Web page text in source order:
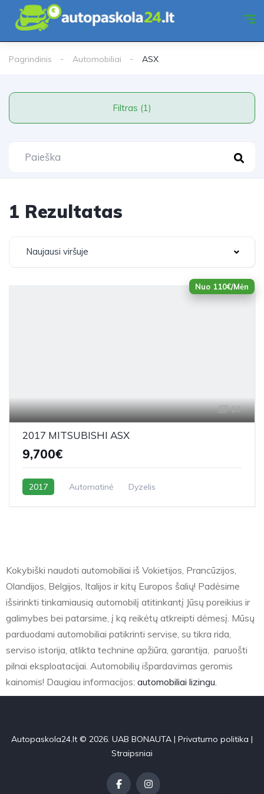
Pagrindinis Automobiliai ASX
Filtras (1)
1 Rezultatas
Naujausi viršuje
Nuo 110€/Mėn
10
2017 MITSUBISHI ASX
9,700€
2017 Automatinė Dyzelis
Kokybiški naudoti automobiliai iš Vokietijos, Prancūzijos,
Olandijos, Belgijos, Italijos ir kitų Europos šalių! Padėsime
išsirinkti tinkamiausią automobilį atitinkantį Jūsų poreikius ir
galimybes bei patarsime, į ką reikėtų atkreipti dėmesį. Mūsų
parduodami automobiliai patikrinti servise, su tikra rida,
serviso istorija, atlikta technine apžiūra, garantija, paruošti
pilnai eksploatacijai. Automobilių išpardavimas geromis
kainomis! Daugiau informacijos: automobiliai lizingu.
Autopaskola24.lt © 2026. UAB BONAUTA | Privatumo politika |
Straipsniai